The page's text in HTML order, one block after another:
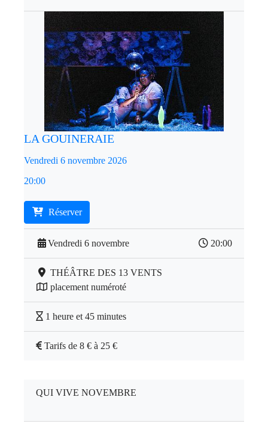
LA GOUINERAIE
Vendredi 6 novembre 2026
20:00
Réserver
Vendredi 6 novembre 20:00
THÉÂTRE DES 13 VENTS
placement numéroté
1 heure et 45 minutes
Tarifs de 8 € à 25 €
QUI VIVE NOVEMBRE